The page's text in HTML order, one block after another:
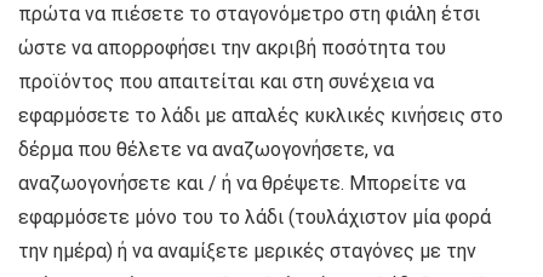
πρώτα να πιέσετε το σταγονόμετρο στη φιάλη έτσι
ώστε να απορροφήσει την ακριβή ποσότητα του
προϊόντος που απαιτείται και στη συνέχεια να
εφαρμόσετε το λάδι με απαλές κυκλικές κινήσεις στο
δέρμα που θέλετε να αναζωογονήσετε, να
αναζωογονήσετε και / ή να θρέψετε. Μπορείτε να
εφαρμόσετε μόνο του το λάδι (τουλάχιστον μία φορά
την ημέρα) ή να αναμίξετε μερικές σταγόνες με την